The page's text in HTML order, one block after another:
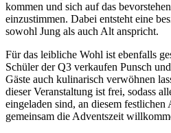
kommen und sich auf das
einzustimmen. Dabei entsteht eine
sowohl Jung als auch Alt anspricht.​
Für das leibliche Wohl ist ebenfalls
Schüler der Q3 verkaufen Punsch
Gäste auch kulinarisch verwöhnen
dieser Veranstaltung ist frei, sodass
eingeladen sind, an diesem festlichen
gemeinsam die Adventszeit